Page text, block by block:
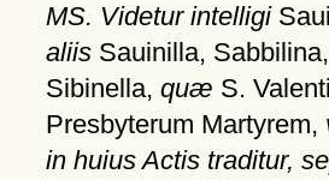
MS. Videtur intelligi
aliisSauinilla, Sabbilina,
Sibinella, quæ S.
Presbyterum Martyrem,
in huius Actis traditur,